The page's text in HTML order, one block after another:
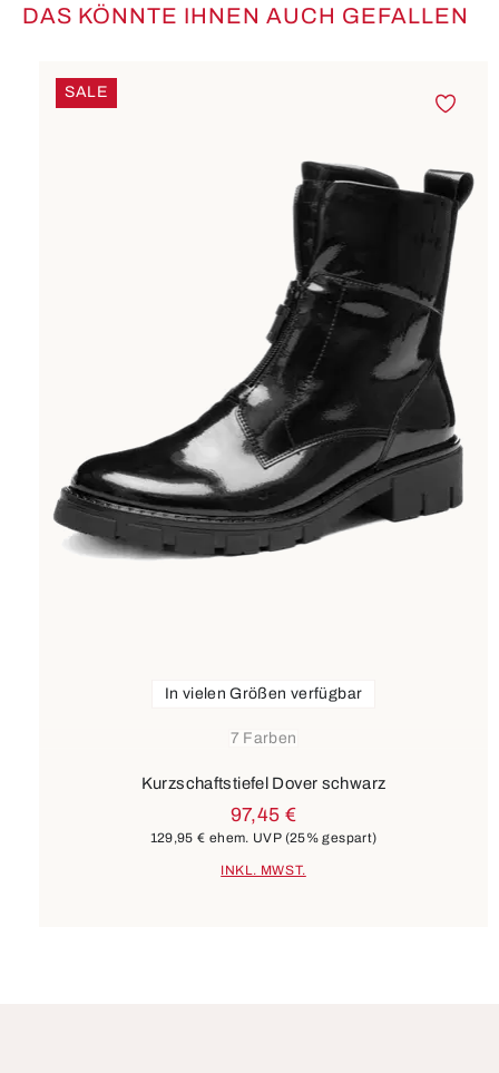
Produktgalerie überspringen
DAS KÖNNTE IHNEN AUCH GEFALLEN
SALE
7 Farben
In vielen Größen verfügbar
Kurzschaftstiefel Dover schwarz
97,45 €
129,95 € ehem. UVP (25% gespart)
INKL. MWST.